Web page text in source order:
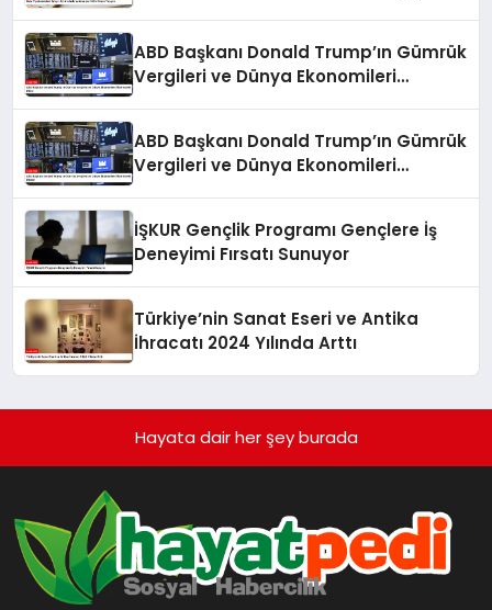
ABD Başkanı Donald Trump’ın Gümrük
Vergileri ve Dünya Ekonomileri
ABD Başkanı Donald Trump’ın Gümrük
Vergileri ve Dünya Ekonomileri
İŞKUR Gençlik Programı Gençlere İş
Deneyimi Fırsatı Sunuyor
Türkiye’nin Sanat Eseri ve Antika
İhracatı 2024 Yılında Arttı
Hayata dair her şey burada